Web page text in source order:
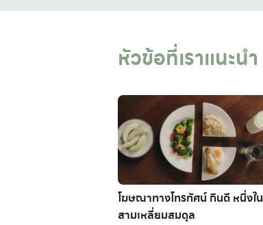
หัวข้อที่เราแนะนำ
โฆษณาทางโทรทัศน์ กินดี หนึ่งใน
สามเหลี่ยมสมดุล